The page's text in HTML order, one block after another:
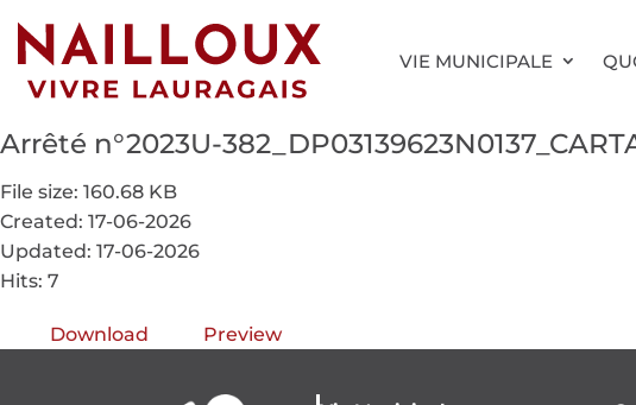
VIE MUNICIPALE
Arrêté n°2023U-
File size: 160.68 KB
Created: 17-06-2026
Updated: 17-06-2026
Hits: 7
Download Preview